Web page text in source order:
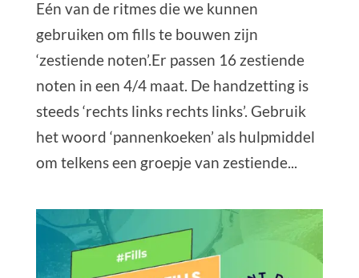
Eén van de ritmes die we kunnen
gebruiken om fills te bouwen zijn
‘zestiende noten’.Er passen 16 zestiende
noten in een 4/4 maat. De handzetting is
steeds ‘rechts links rechts links’. Gebruik
het woord ‘pannenkoeken’ als hulpmiddel
om telkens een groepje van zestiende...